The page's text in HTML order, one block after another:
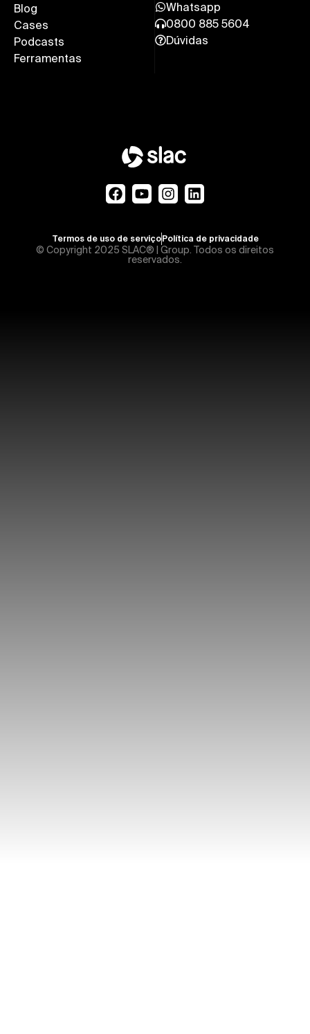
Blog
Cases
Podcasts
Ferramentas
Whatsapp
0800 885 5604
Dúvidas
Termos de uso de serviço Política de privacidade
© Copyright 2025 SLAC® | Group. Todos os direitos
reservados.